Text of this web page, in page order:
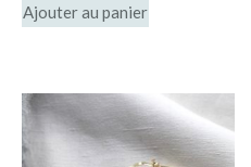
Ajouter au panier